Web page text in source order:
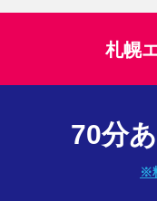
札幌
70分
※